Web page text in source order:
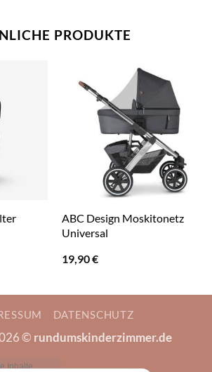
PRODUKTE
ABC Design Moskitonetz
Universal
19,90€
DATENSCHUTZ
© rundumskinderzimmer.de